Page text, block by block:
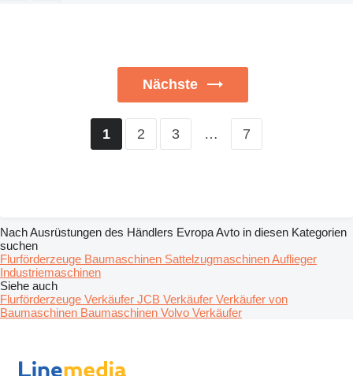
Nächste
1 2 3 … 7
Nach Ausrüstungen des Händlers Evropa Avto in diesen Kategorien
suchen
Flurförderzeuge Baumaschinen SattelzugmaschinenAuflieger
Industriemaschinen
Siehe auch
Flurförderzeuge Verkäufer JCB Verkäufer Verkäufer von
Baumaschinen Baumaschinen Volvo Verkäufer